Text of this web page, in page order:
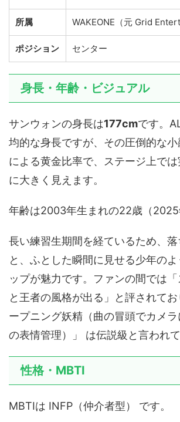
所属 WAKEONE（元 Grid
ポジション センター
身長・年齢・ビジュアル
サンウォンの身長は177cmです。
均的な身長ですが、その圧倒的な小
による黄金比率で、ステージ上で
に大きく見えます。
年齢は2003年生まれの22歳（2025
長い練習生期間を経ているため、
と、ふとした瞬間に見せる少年の
ップが魅力です。ファンの間では
と王者の風格が出る」と評されて
ープニング妖精（曲の冒頭でカメ
の表情管理）」 は伝説級と言われて
性格・MBTI
MBTIは INFP（仲介者型） です。